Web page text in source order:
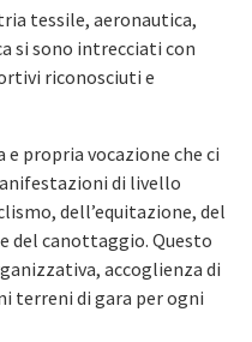
tessile, aeronautica,
si sono intrecciati con
riconosciuti e
propria vocazione che ci
di livello
dell’equitazione, del
del canottaggio. Questo
accoglienza di
terreni di gara per ogni